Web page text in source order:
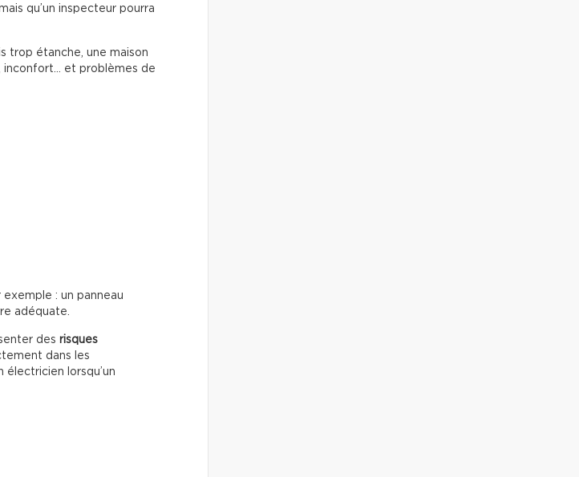
qu’un inspecteur pourra
trop étanche, une maison
inconfort… et problèmes de
: un panneau
adéquate.
des risques
dans les
électricien lorsqu’un